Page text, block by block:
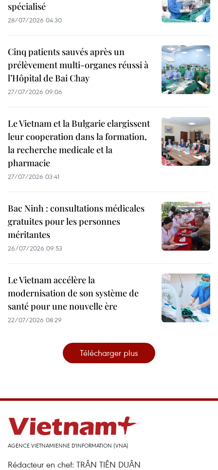
spécialisé
28/07/2026 04:30
Cinq patients sauvés après un
prélèvement multi-organes réussi à
l’Hôpital de Bai Chay
27/07/2026 09:06
Le Vietnam et la Bulgarie elargissent
leur cooperation dans la formation,
la recherche medicale et la
pharmacie
27/07/2026 03:41
Bac Ninh : consultations médicales
gratuites pour les personnes
méritantes
26/07/2026 09:53
Le Vietnam accélère la
modernisation de son système de
santé pour une nouvelle ère
22/07/2026 08:29
Télécharger plus
AGENCE VIETNAMIENNE D'INFORMATION (VNA)
Rédacteur en chef: TRÂN TIÊN DUÂN